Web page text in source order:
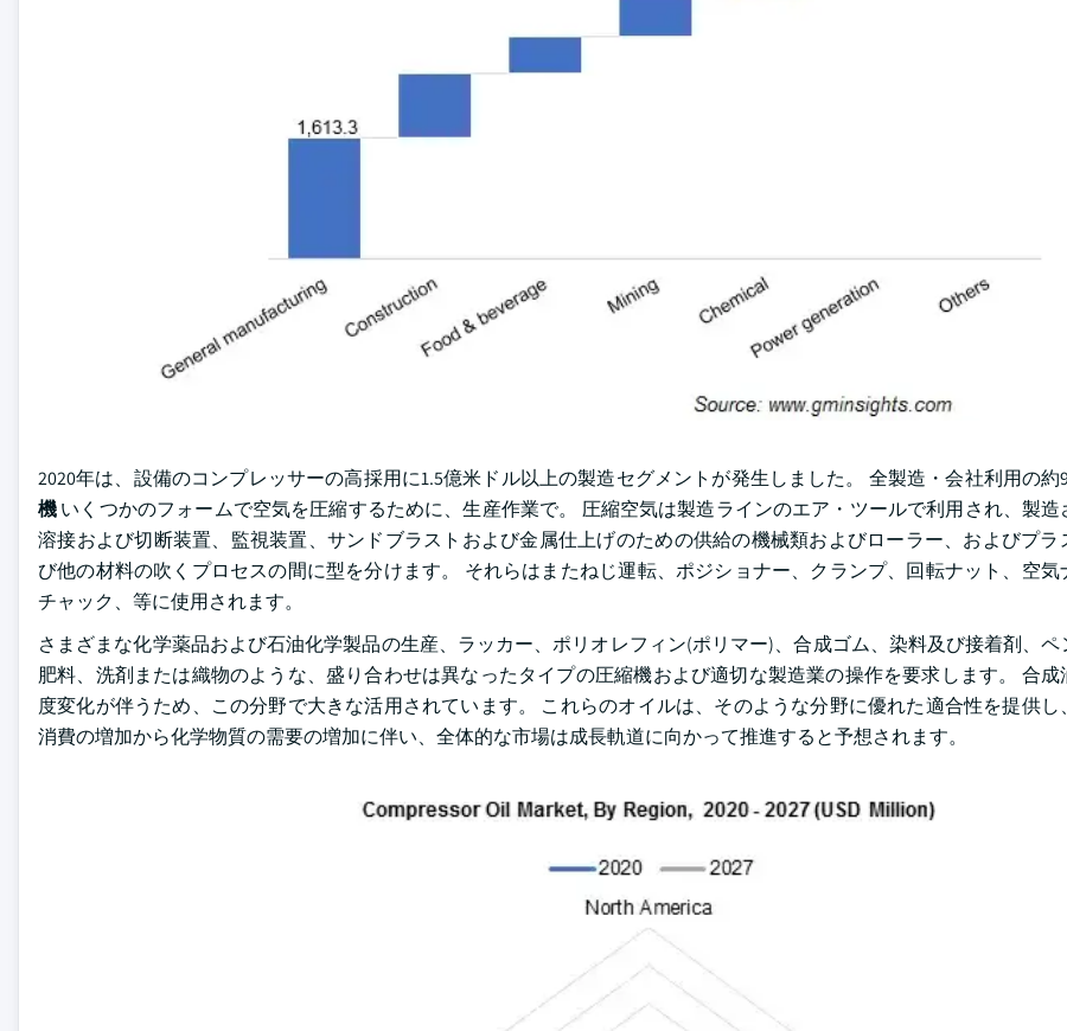
2020年は、設備のコンプレッサーの高採用に1.5億米ドル以上の製造セグメントが発生しました。 全製造・会社利用の約
機いくつかのフォームで空気を圧縮するために、生産作業で。 圧縮空気は製造ラインのエア・ツールで利用され、製造
溶接および切断装置、監視装置、サンドブラストおよび金属仕上げのための供給の機械類およびローラー、およびプラ
び他の材料の吹くプロセスの間に型を分けます。 それらはまたねじ運転、ポジショナー、クランプ、回転ナット、空気
チャック、等に使用されます。
さまざまな化学薬品および石油化学製品の生産、ラッカー、ポリオレフィン(ポリマー)、合成ゴム、染料及び接着剤、ペ
肥料、洗剤または織物のような、盛り合わせは異なったタイプの圧縮機および適切な製造業の操作を要求します。 合成
度変化が伴うため、この分野で大きな活用されています。 これらのオイルは、そのような分野に優れた適合性を提供し
消費の増加から化学物質の需要の増加に伴い、全体的な市場は成長軌道に向かって推進すると予想されます。